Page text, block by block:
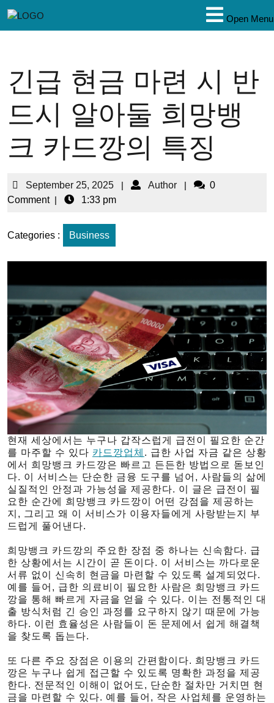
Open Menu
긴급 현금 마련 시 반
드시 알아둘 희망뱅
크 카드깡의 특징
September 25, 2025 | Author |
0
Comment | 1:33 pm
Categories : Business
현재 세상에서는 누구나 갑작스럽게 급전이 필요한 순간
를 마주할 수 있다 카드깡업체 . 급한 사업 자금 같은 상황
에서 희망뱅크 카드깡은 빠르고 든든한 방법으로 돋보인
다. 이 서비스는 단순한 금융 도구를 넘어, 사람들의 삶에
실질적인 안정과 가능성을 제공한다. 이 글은 급전이 필
요한 순간에 희망뱅크 카드깡이 어떤 강점을 제공하는
지, 그리고 왜 이 서비스가 이용자들에게 사랑받는지 부
드럽게 풀어낸다.
희망뱅크 카드깡의 주요한 장점 중 하나는 신속함다. 급
한 상황에서는 시간이 곧 돈이다. 이 서비스는 까다로운
서류 없이 신속히 현금을 마련할 수 있도록 설계되었다.
예를 들어, 급한 의료비이 필요한 사람은 희망뱅크 카드
깡을 통해 빠르게 자금을 얻을 수 있다. 이는 전통적인 대
출 방식처럼 긴 승인 과정를 요구하지 않기 때문에 가능
하다. 이런 효율성은 사람들이 돈 문제에서 쉽게 해결책
을 찾도록 돕는다.
또 다른 주요 장점은 이용의 간편함이다. 희망뱅크 카드
깡은 누구나 쉽게 접근할 수 있도록 명확한 과정을 제공
한다. 전문적인 이해이 없어도, 단순한 절차만 거치면 현
금을 마련할 수 있다. 예를 들어, 작은 사업체를 운영하는